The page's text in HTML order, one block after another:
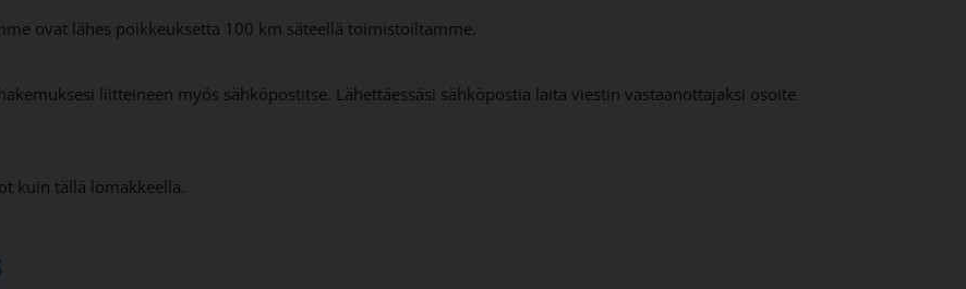
ovat lähes poikkeuksetta 100 km säteellä toimistoiltamme.
liitteineen myös sähköpostitse. Lähettäessäsi sähköpostia laita viestin vastaanottajaksi osoite
kuin tällä lomakkeella.